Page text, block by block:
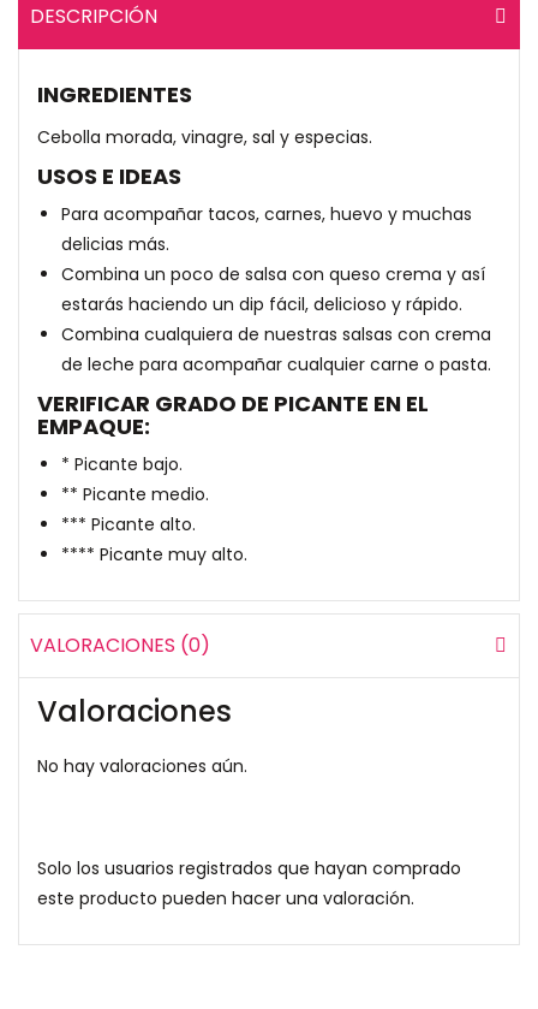
DESCRIPCIÓN
INGREDIENTES
Cebolla morada, vinagre, sal y especias.
USOS E IDEAS
Para acompañar tacos, carnes, huevo y muchas
delicias más.
Combina un poco de salsa con queso crema y así
estarás haciendo un dip fácil, delicioso y rápido.
Combina cualquiera de nuestras salsas con crema
de leche para acompañar cualquier carne o pasta.
VERIFICAR GRADO DE PICANTE EN EL
EMPAQUE:
* Picante bajo.
** Picante medio.
*** Picante alto.
**** Picante muy alto.
VALORACIONES (0)
Valoraciones
No hay valoraciones aún.
Solo los usuarios registrados que hayan comprado
este producto pueden hacer una valoración.